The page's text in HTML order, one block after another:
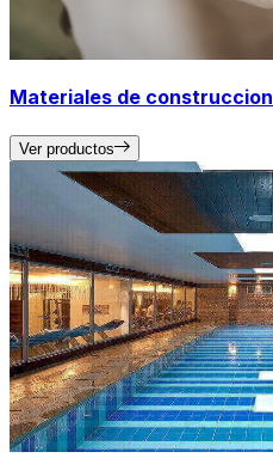
Materiales de construccion
Ver productos